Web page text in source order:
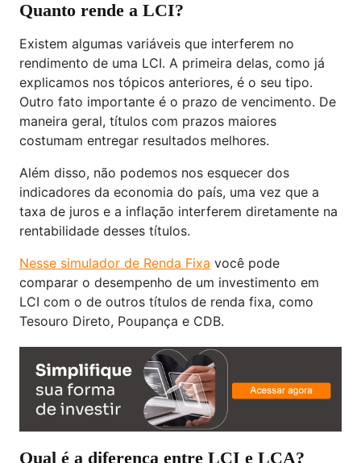
Quanto rende a LCI?
Existem algumas variáveis que interferem no
rendimento de uma LCI. A primeira delas, como já
explicamos nos tópicos anteriores, é o seu tipo.
Outro fato importante é o prazo de vencimento. De
maneira geral, títulos com prazos maiores
costumam entregar resultados melhores.
Além disso, não podemos nos esquecer dos
indicadores da economia do país, uma vez que a
taxa de juros e a inflação interferem diretamente na
rentabilidade desses títulos.
Nesse simulador de Renda Fixa você pode
comparar o desempenho de um investimento em
LCI com o de outros títulos de renda fixa, como
Tesouro Direto, Poupança e CDB.
Qual é a diferença entre LCI e LCA?